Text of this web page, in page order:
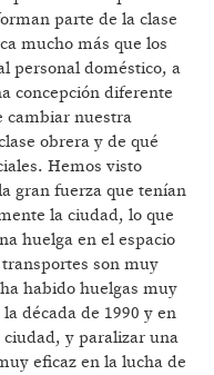
parte de la clase
mucho más que los
personal doméstico, a
concepción diferente
cambiar nuestra
obrera y de qué
Hemos visto
gran fuerza que tenían
la ciudad, lo que
huelga en el espacio
son muy
habido huelgas muy
década de 1990 y en
ciudad, y paralizar una
eficaz en la lucha de